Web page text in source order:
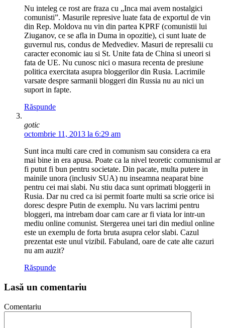
Nu inteleg ce rost are fraza cu „Inca mai avem nostalgici
comunisti”. Masurile represive luate fata de exportul de vin
din Rep. Moldova nu vin din partea KPRF (comunistii lui
Ziuganov, ce se afla in Duma in opozitie), ci sunt luate de
guvernul rus, condus de Medvediev. Masuri de represalii cu
caracter economic iau si St. Unite fata de China si uneori si
fata de UE. Nu cunosc nici o masura recenta de presiune
politica exercitata asupra bloggerilor din Rusia. Lacrimile
varsate despre sarmanii bloggeri din Russia nu au nici un
suport in fapte.
Răspunde
gotic
octombrie 11, 2013 la 6:29 am
Sunt inca multi care cred in comunism sau considera ca era
mai bine in era apusa. Poate ca la nivel teoretic comunismul ar
fi putut fi bun pentru societate. Din pacate, multa putere in
mainile unora (inclusiv SUA) nu inseamna neaparat bine
pentru cei mai slabi. Nu stiu daca sunt oprimati bloggerii in
Rusia. Dar nu cred ca isi permit foarte multi sa scrie orice isi
doresc despre Putin de exemplu. Nu vars lacrimi pentru
bloggeri, ma intrebam doar cam care ar fi viata lor intr-un
mediu online comunist. Stergerea unei tari din mediul online
este un exemplu de forta bruta asupra celor slabi. Cazul
prezentat este unul vizibil. Fabuland, oare de cate alte cazuri
nu am auzit?
Răspunde
Lasă un comentariu
Comentariu